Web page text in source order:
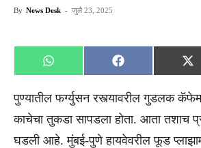
By News Desk - जुलै 23, 2025
Share
on
WhatsApp
Share
on
Facebook
X
पुण्यातील फर्ग्युसन रस्त्यावरील गुडलक
काचेचा तुकडा सापडला होता. आता तशाच
घडली आहे. मुंबई-पुणे हायवेवरील फूड